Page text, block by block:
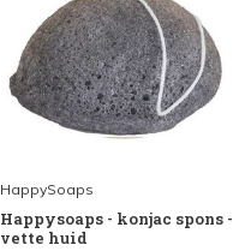
HappySoaps
Happysoaps - konjac spons -
vette huid